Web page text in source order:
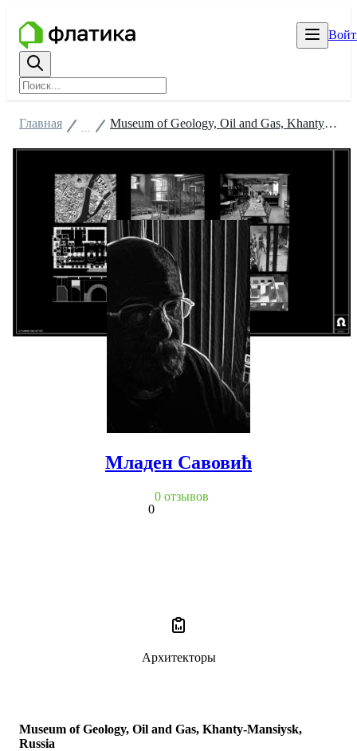
Museum of Geology, Oil and Gas, Khanty-Mansiysk,
Russia
Главная Museum of Geology, Oil and Gas, Khanty-Mansiysk, Russia
Младен Савовић
0
0 отзывов
Архитекторы